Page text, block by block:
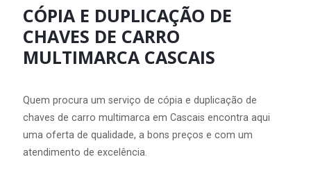
CÓPIA E DUPLICAÇÃO DE
CHAVES DE CARRO
MULTIMARCA CASCAIS
Quem procura um serviço de cópia e duplicação de
chaves de carro multimarca em Cascais encontra aqui
uma oferta de qualidade, a bons preços e com um
atendimento de excelência.